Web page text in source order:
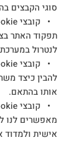
סוגי הקבצים
תפקוד האתר
לנטרול
להבין כיצד
אותו בהתאם.
מאפשרים לנו
אישית